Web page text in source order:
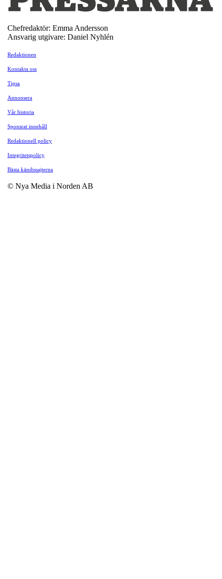
Chefredaktör: Emma Andersson
Ansvarig utgivare: Daniel Nyhlén
Redaktionen
Kontakta oss
Tipsa
Annonsera
Vår historia
Sponsrat innehåll
Redaktionell policy
Integritetspolicy
Bästa kändissajterna
© Nya Media i Norden AB